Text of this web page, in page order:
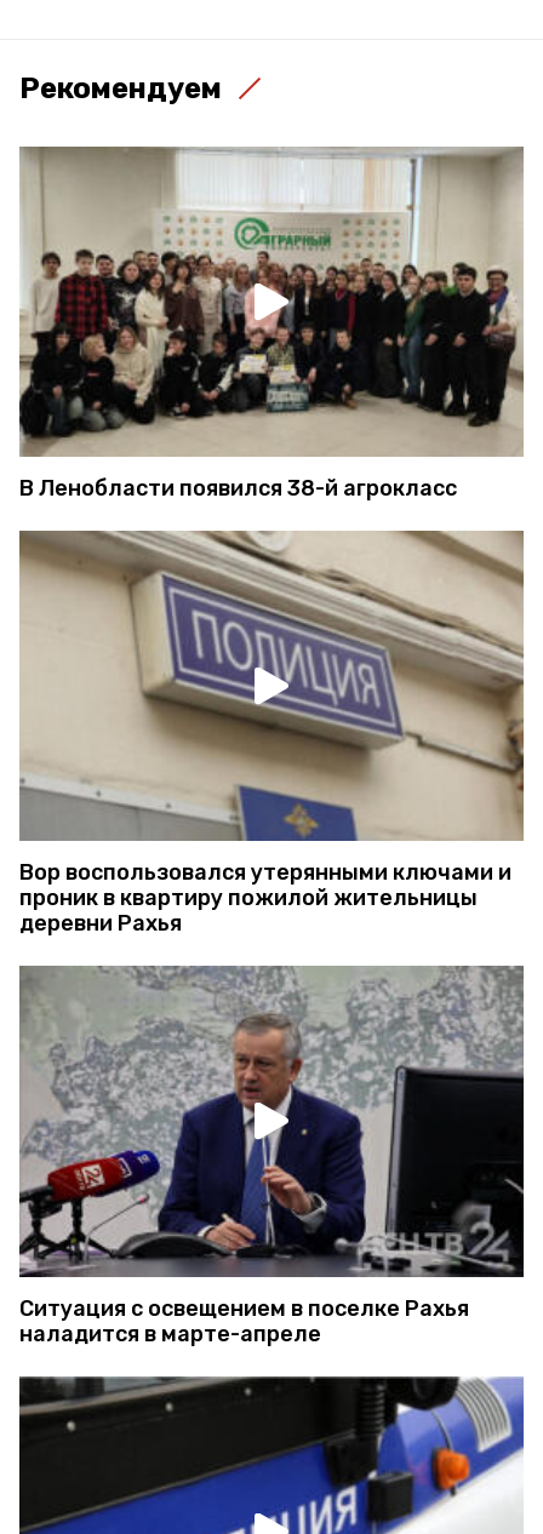
Рекомендуем
В Ленобласти появился 38-й агрокласс
Вор воспользовался утерянными ключами и
проник в квартиру пожилой жительницы
деревни Рахья
Ситуация с освещением в поселке Рахья
наладится в марте-апреле